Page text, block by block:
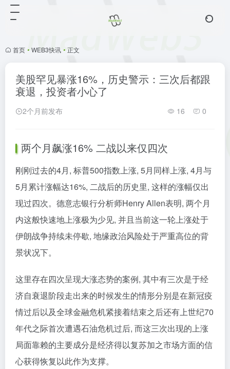
首页 • WEB3快讯 • 正文
美股罕见暴涨16%，历史警示：三次后都跟
衰退，投资者小心了
2个月前发布 16 0
两个月飙涨16% 二战以来仅四次
刚刚过去的4月, 标普500指数上涨, 5月同样上涨, 4月与
5月累计涨幅达16%, 二战后的历史里, 这样的涨幅仅出
现过四次。德意志银行分析师Henry Allen表明, 两个月
内这般快速地上涨极为少见, 并且当前这一轮上涨处于
伊朗战争持续未停歇, 地缘政治风险处于严重高位的背
景状况下。
这里存在四次呈现大涨态势的案例, 其中有三次是于经
济自衰退阶段走出来的时候发生的情形分别是在新冠疫
情过后以及全球金融危机紧接着结束之后还有上世纪70
年代之际首次遭遇石油危机过后, 而这三次出现的上涨
局面靠赖的主要成分是经济得以复苏加之市场方面的信
心获得恢复以此作为支撑。